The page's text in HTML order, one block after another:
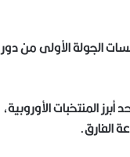
الجولة الأولى من دور
المنتخبات الأوروبية،
الفارق.